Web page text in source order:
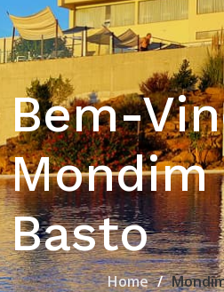
Bem-
Mondim
Basto
Home